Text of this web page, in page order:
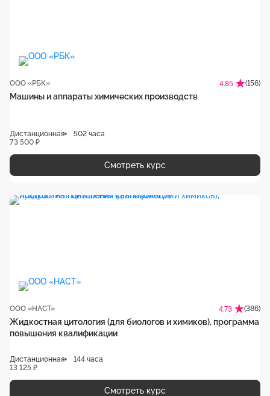
ООО «РБК» 4.85 (156)
Машины и аппараты химических производств
Дистанционная
502 часа
73 500 ₽
Смотреть курс
ООО «НАСТ» 4.73 (386)
Жидкостная цитология (для биологов и химиков), программа
повышения квалификации
Дистанционная
144 часа
13 125 ₽
Смотреть курс